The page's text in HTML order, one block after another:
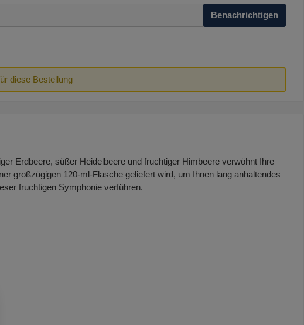
Benachrichtigen
diese Bestellung
Erdbeere, süßer Heidelbeere und fruchtiger Himbeere verwöhnt Ihre
großzügigen 120-ml-Flasche geliefert wird, um Ihnen lang anhaltendes
fruchtigen Symphonie verführen.